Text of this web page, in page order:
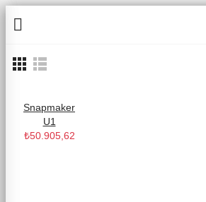
Snapmaker
U1
₺50.905,62